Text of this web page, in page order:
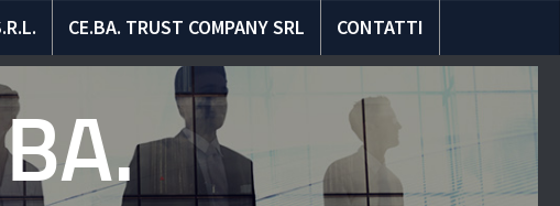
CE.BA. TRUST COMPANY SRL CONTATTI